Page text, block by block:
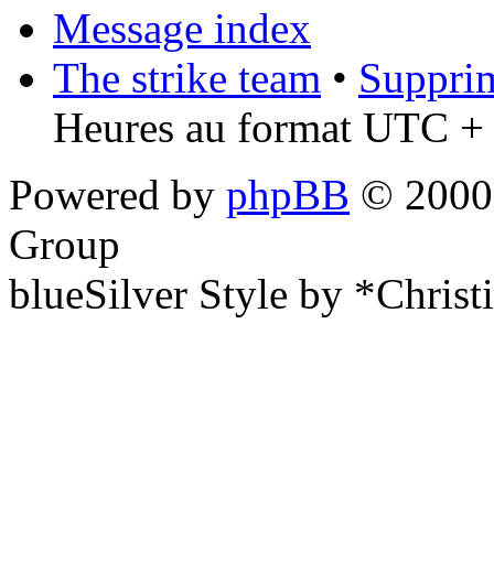
Message index
The strike team •
Heures au format UTC
Powered by phpBB ©
Group
blueSilver Style by